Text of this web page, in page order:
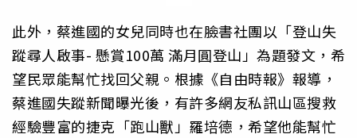
此外，蔡進國的女兒同時也在臉書社團以「登山失
蹤尋人啟事- 懸賞100萬 滿月圓登山」為題發文，希
望民眾能幫忙找回父親。根據《自由時報》報導，
蔡進國失蹤新聞曝光後，有許多網友私訊山區搜救
經驗豐富的捷克「跑山獸」羅培德，希望他能幫忙